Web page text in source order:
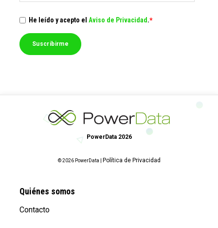
He leído y acepto el Aviso de Privacidad.*
PowerData 2026
© 2026 PowerData | Política de Privacidad
Quiénes somos
Contacto